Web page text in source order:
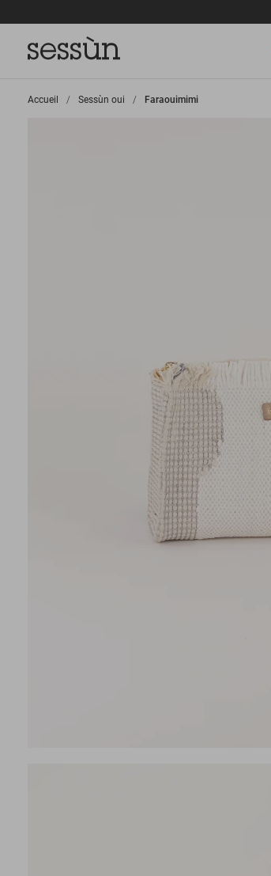
Accueil >
Sessùn oui >
Faraouimimi